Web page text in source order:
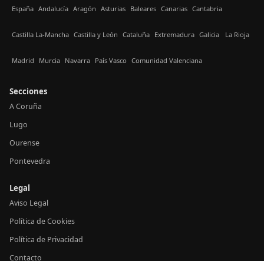
España Andalucía Aragón Asturias Baleares Canarias Cantabria
Castilla La-Mancha Castilla y León Cataluña Extremadura Galicia La Rioja
Madrid Murcia Navarra País Vasco Comunidad Valenciana
Secciones
A Coruña
Lugo
Ourense
Pontevedra
Legal
Aviso Legal
Política de Cookies
Política de Privacidad
Contacto